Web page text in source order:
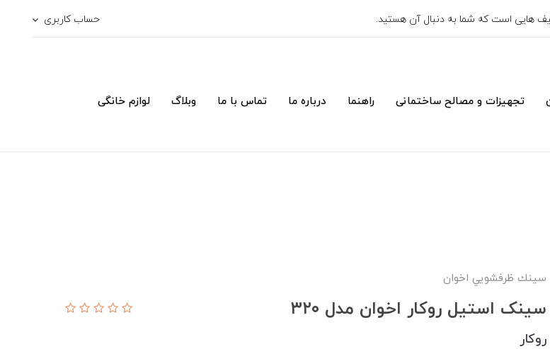
هایی است که شما به دنبال آن هستید. حساب کاربری
تجهیزات و مصالح ساختمانی راهنما درباره ما تماس با ما وبلاگ لوازم خانگی
سينك ظرفشويي اخوان
سینک استیل روکار اخوان مدل ۳۲۰
روکار